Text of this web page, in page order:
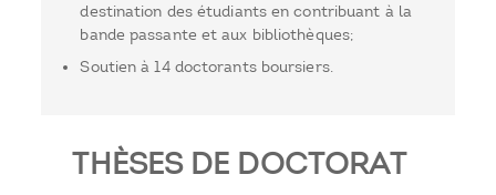
destination des étudiants en contribuant à la
bande passante et aux bibliothèques;
Soutien à 14 doctorants boursiers.
THÈSES DE DOCTORAT